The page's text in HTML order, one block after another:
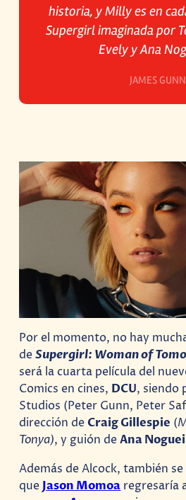
historia, y Milly es en
Supergirl imaginada por
Evely y Ana
JAMES GUNN
Por el momento, no hay
deSupergirl: Woman of
será la cuarta película del
Comics en cines, DCU, siendo
Studios (Peter Gunn, Peter
dirección de Craig Gillespie (
Tonya), y guión deAna
Además de Alcock, también
que Jason Momoa regresaría